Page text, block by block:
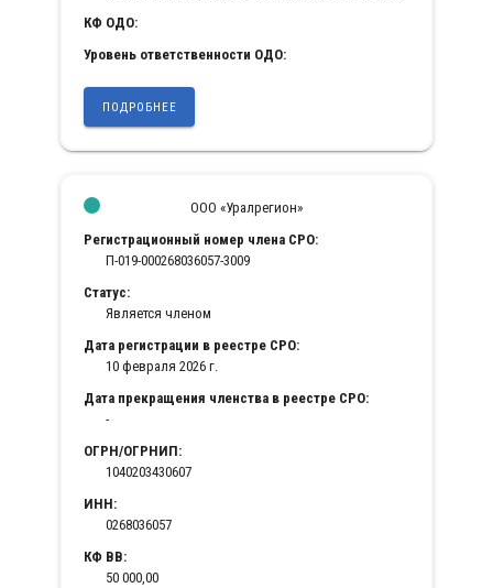
КФ ОДО:
Уровень ответственности ОДО:
ПОДРОБНЕЕ
ООО «Уралрегион»
Регистрационный номер члена СРО:
П-019-000268036057-3009
Статус:
Является членом
Дата регистрации в реестре СРО:
10 февраля 2026 г.
Дата прекращения членства в реестре СРО:
-
ОГРН/ОГРНИП:
1040203430607
ИНН:
0268036057
КФ ВВ:
50 000,00